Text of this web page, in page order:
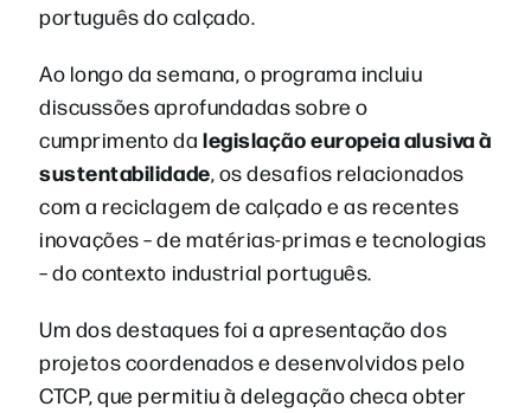
português do calçado.
Ao longo da semana, o programa incluiu
discussões aprofundadas sobre o
cumprimento dalegislação europeia alusiva à
sustentabilidade, os desafios relacionados
com a reciclagem de calçado e as recentes
inovações – de matérias-primas e tecnologias
– do contexto industrial português.
Um dos destaques foi a apresentação dos
projetos coordenados e desenvolvidos pelo
CTCP, que permitiu à delegação checa obter